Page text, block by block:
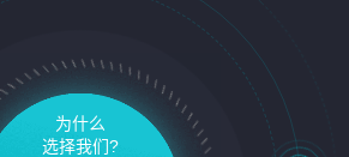
为什么
选择我们?